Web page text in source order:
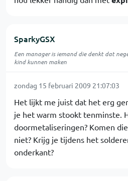
SparkyGSX
Een manager is iemand die denkt dat
kind kunnen maken
zondag 15 februari 2009 21:07:03
Het lijkt me juist dat het erg
je het warm stookt tenminste.
doormetaliseringen? Komen
niet? Krijg je tijdens het
onderkant?